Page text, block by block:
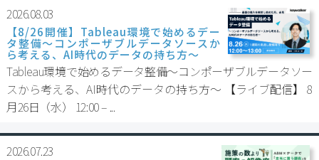
2026.08.03
【8/26開催】Tableau環境で始めるデー
タ整備〜コンポーザブルデータソースか
ら考える、AI時代のデータの持ち方〜
Tableau環境で始めるデータ整備〜コンポーザブルデータソー
スから考える、AI時代のデータの持ち方〜 【ライブ配信】 8
月26日（水） 12:00 – ...
2026.07.23